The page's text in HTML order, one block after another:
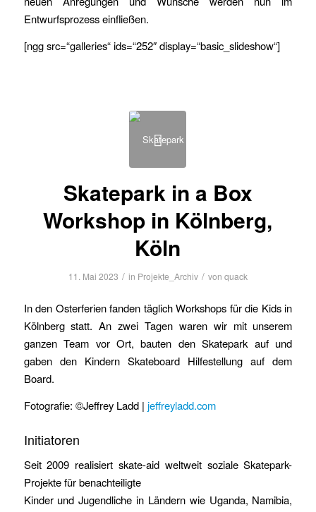
Entwurfsprozess einfließen.
[ngg src=“galleries“ ids=“252″ display=“basic_slideshow“]
Skatepark in a Box
Workshop in Kölnberg,
Köln
11. Mai 2023 / in Projekte_Archiv / von quack
In den Osterferien fanden täglich Workshops für die Kids in
Kölnberg statt. An zwei Tagen waren wir mit unserem
ganzen Team vor Ort, bauten den Skatepark auf und
gaben den Kindern Skateboard Hilfestellung auf dem
Board.
Fotografie: ©Jeffrey Ladd | jeffreyladd.com
Initiatoren
Seit 2009 realisiert skate-aid weltweit soziale Skatepark-
Projekte für benachteiligte
Kinder und Jugendliche in Ländern wie Uganda, Namibia,